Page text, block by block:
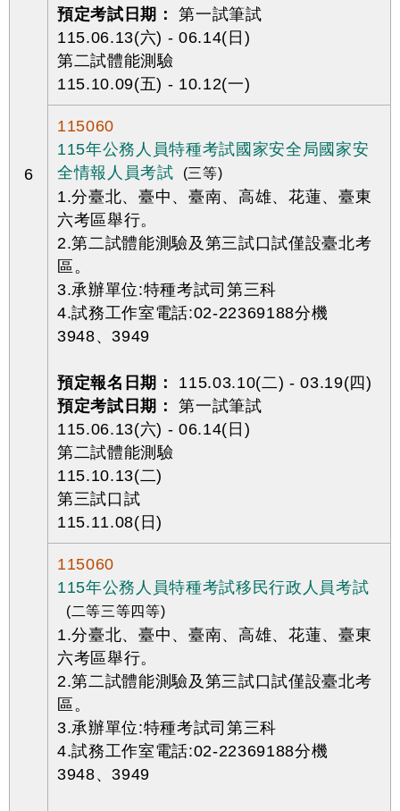
6
預定考試日期：
第一試筆試
115.06.13(六) - 06.14(日)
第二試體能測驗
115.10.09(五) - 10.12(一)
115060
115年公務人員特種考試國家安全局國家安
全情報人員考試
(三等)
1.分臺北、臺中、臺南、高雄、花蓮、臺東
六考區舉行。
2.第二試體能測驗及第三試口試僅設臺北考
區。
3.承辦單位:特種考試司第三科
4.試務工作室電話:02-22369188分機
3948、3949
預定報名日期：
115.03.10(二) - 03.19(四)
預定考試日期：
第一試筆試
115.06.13(六) - 06.14(日)
第二試體能測驗
115.10.13(二)
第三試口試
115.11.08(日)
115060
115年公務人員特種考試移民行政人員考試
(二等三等四等)
1.分臺北、臺中、臺南、高雄、花蓮、臺東
六考區舉行。
2.第二試體能測驗及第三試口試僅設臺北考
區。
3.承辦單位:特種考試司第三科
4.試務工作室電話:02-22369188分機
3948、3949